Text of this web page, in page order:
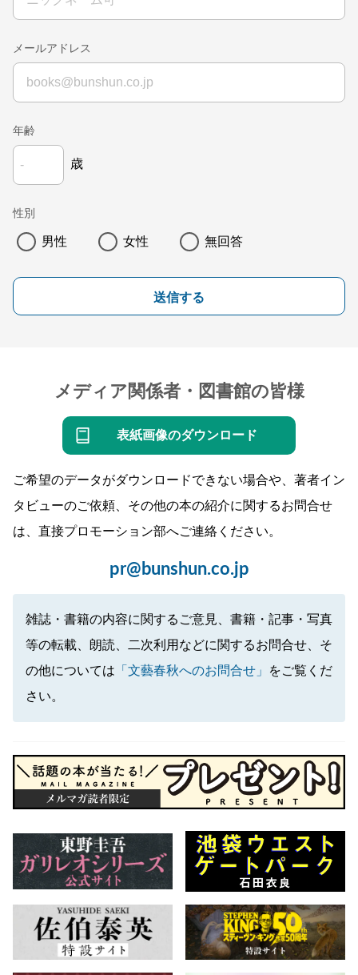
メールアドレス
年齢
歳
性別
男性 女性 無回答
送信する
メディア関係者・図書館の皆様
表紙画像のダウンロード
ご希望のデータがダウンロードできない場合や、著者イン
タビューのご依頼、その他の本の紹介に関するお問合せ
は、直接プロモーション部へご連絡ください。
pr@bunshun.co.jp
雑誌・書籍の内容に関するご意見、書籍・記事・写真
等の転載、朗読、二次利用などに関するお問合せ、そ
の他については 「文藝春秋へのお問合せ」
をご覧くだ
さい。